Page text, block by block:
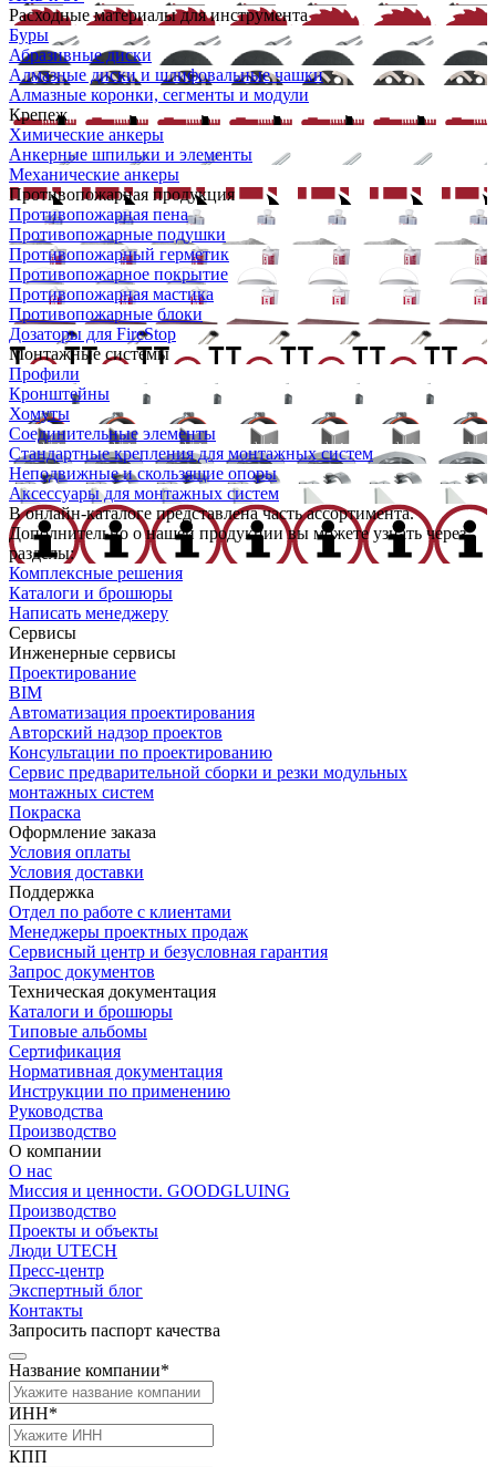
Расходные материалы для инструмента
Буры
Абразивные диски
Алмазные диски и шлифовальные чашки
Алмазные коронки, сегменты и модули
Крепеж
Химические анкеры
Анкерные шпильки и элементы
Механические анкеры
Противопожарная продукция
Противопожарная пена
Противопожарные подушки
Противопожарный герметик
Противопожарное покрытие
Противопожарная мастика
Противопожарные блоки
Дозаторы для FireStop
Монтажные системы
Профили
Кронштейны
Хомуты
Соединительные элементы
Стандартные крепления для монтажных систем
Неподвижные и скользящие опоры
Аксессуары для монтажных систем
В онлайн-каталоге представлена часть ассортимента.
Дополнительно о нашей продукции вы можете узнать через
разделы:
Комплексные решения
Каталоги и брошюры
Написать менеджеру
Сервисы
Инженерные сервисы
Проектирование
BIM
Автоматизация проектирования
Авторский надзор проектов
Консультации по проектированию
Сервис предварительной сборки и резки модульных
монтажных систем
Покраска
Оформление заказа
Условия оплаты
Условия доставки
Поддержка
Отдел по работе с клиентами
Менеджеры проектных продаж
Сервисный центр и безусловная гарантия
Запрос документов
Техническая документация
Каталоги и брошюры
Типовые альбомы
Сертификация
Нормативная документация
Инструкции по применению
Руководства
Производство
О компании
О нас
Миссия и ценности. GOODGLUING
Производство
Проекты и объекты
Люди UTECH
Пресс-центр
Экспертный блог
Контакты
Запросить паспорт качества
Название компании*
ИНН*
КПП